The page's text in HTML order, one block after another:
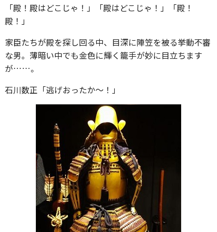
「殿！殿はどこじゃ！」「殿はどこじゃ！」「殿！
殿！」
家臣たちが殿を探し回る中、目深に陣笠を被る挙動不審
な男。薄暗い中でも金色に輝く籠手が妙に目立ちます
が……。
石川数正「逃げおったか～！」